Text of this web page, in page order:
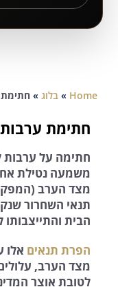
Home
» בלוג »
חתימת
חתימה על ערבות
משמעה נטילת
מצד הערב
תנאי השחרור
הבית והתייצבותו
הפרת תנאים אלו
מצד הערב,
לטובת אוצר